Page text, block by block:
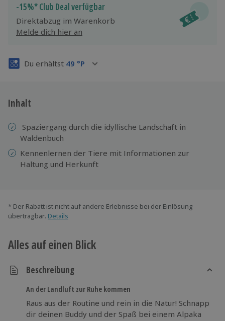
Jeder Gutschein für alle Erlebnisse einlösbar.
Maximale Sicherheit
3 Jahre gültig & verlängerbar.
-15%* Club Deal verfügbar
Direktabzug im Warenkorb
Melde dich hier an
Du erhältst 49 °P
Inhalt
Spaziergang durch die idyllische Landschaft in
Waldenbuch
Kennenlernen der Tiere mit Informationen zur
Haltung und Herkunft
* Der Rabatt ist nicht auf andere Erlebnisse bei der Einlösung
übertragbar. Details
Alles auf einen Blick
Beschreibung
An der Landluft zur Ruhe kommen
Raus aus der Routine und rein in die Natur! Schnapp
dir deinen Buddy und der Spaß bei einem Alpaka